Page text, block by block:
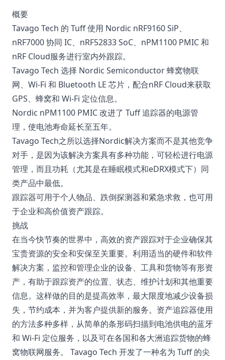
概要
Tavago Tech 的 Tuff 使用 Nordic nRF9160 SiP、
nRF7000 协同 IC、nRF52833 SoC、nPM1100 PMIC 和
nRF Cloud服务进行室内外跟踪。
Tavago Tech 选择 Nordic Semiconductor 蜂窝物联
网、Wi-Fi 和 Bluetooth LE 芯片，配合nRF Cloud来获取
GPS、蜂窝和 Wi-Fi 定位信息。
Nordic nPM1100 PMIC 改进了 Tuff 追踪器的电源管
理，使电池寿命延长至五年。
Tavago Tech之所以选择Nordic解决方案而不是其他竞争
对手，是因为该解决方案具有多种功能，可轻松进行电源
管理，而且功耗（尤其是在睡眠模式和eDRX模式下）同
类产品中最低。
跟踪器可用于个人物品、跌倒探测器和紧急求救，也可用
于企业和高价值资产跟踪。
挑战
在当今快节奏的世界中，高效的资产跟踪对于企业确保其
宝贵资源的安全和安保至关重要。利用适当的硬件和软件
解决方案，监控和管理企业的设备、工具和货物等有形资
产，有助于跟踪资产的位置、状态、维护计划和其他重要
信息。这样做的目的是提高效率，最大限度地减少设备损
失，节约成本，并为客户提供新的服务。资产追踪器使用
的方法多种多样，从简单的条形码扫描到电池供电的蓝牙
和 Wi-Fi 定位服务，以及可在各国和各大洲追踪货物的蜂
窝物联网服务。 Tavago Tech 开发了一种名为 Tuff 的尖